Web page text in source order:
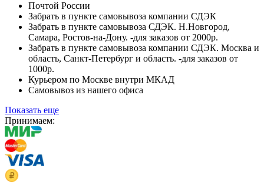
Почтой России
Забрать в пункте самовывоза компании СДЭК
Забрать в пункте самовывоза СДЭК. Н.Новгород,
Самара, Ростов-на-Дону. -для заказов от 2000р.
Забрать в пункте самовывоза компании СДЭК. Москва и
область, Санкт-Петербург и область. -для заказов от
1000р.
Курьером по Москве внутри МКАД
Самовывоз из нашего офиса
Показать еще
Принимаем: